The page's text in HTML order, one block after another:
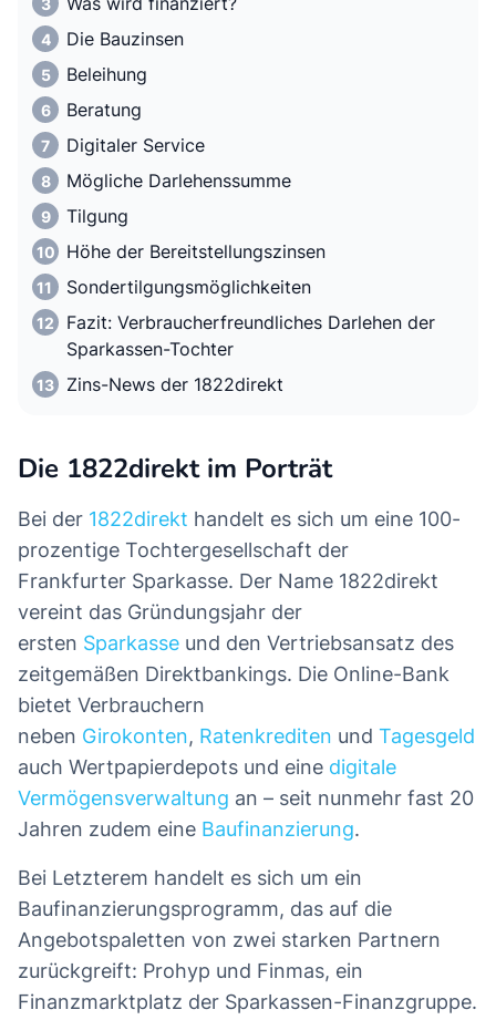
Die Bauzinsen
Beleihung
Beratung
Digitaler Service
Mögliche Darlehenssumme
Tilgung
Höhe der Bereitstellungszinsen
Sondertilgungsmöglichkeiten
Fazit: Verbraucherfreundliches Darlehen der
Sparkassen-Tochter
Zins-News der 1822direkt
Die 1822direkt im Porträt
Bei der 1822direkt handelt es sich um eine 100-
prozentige Tochtergesellschaft der
Frankfurter Sparkasse. Der Name 1822direkt
vereint das Gründungsjahr der
ersten Sparkasse und den Vertriebsansatz des
zeitgemäßen Direktbankings. Die Online-Bank
bietet Verbrauchern
neben Girokonten, Ratenkrediten und Tagesgeld
auch Wertpapierdepots und eine digitale
Vermögensverwaltung an – seit nunmehr fast 20
Jahren zudem eine Baufinanzierung.
Bei Letzterem handelt es sich um ein
Baufinanzierungsprogramm, das auf die
Angebotspaletten von zwei starken Partnern
zurückgreift: Prohyp und Finmas, ein
Finanzmarktplatz der Sparkassen-Finanzgruppe.